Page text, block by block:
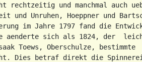
rechtzeitig und manchmal auch
und Unruhen, Hoeppner und
im Jahre 1797 fand die
aenderte sich als 1824, der
Toews, Oberschulze, bestimmte
Dies betraf direkt die